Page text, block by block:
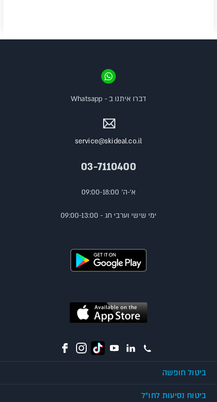
service@skideal.co.il
03-7110400
א'-ה' 09:00-18:00
ימי שישי וערבי חג - 09:00-13:00
דברו איתנו ב - Whatsapp
ביטול חופשה
ביטוח נסיעות לחו"ל